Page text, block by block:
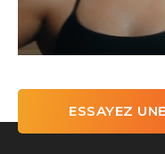
ESSAYEZ